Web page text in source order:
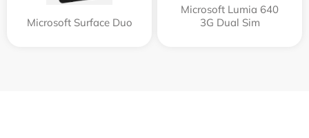
Microsoft Surface Duo
Microsoft Lumia 640
3G Dual Sim